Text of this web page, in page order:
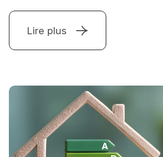
Lire plus